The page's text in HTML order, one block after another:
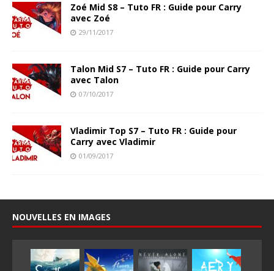
Zoé Mid S8 – Tuto FR : Guide pour Carry
avec Zoé
29/11/2017
Talon Mid S7 – Tuto FR : Guide pour Carry
avec Talon
07/10/2017
Vladimir Top S7 – Tuto FR : Guide pour
Carry avec Vladimir
01/09/2017
NOUVELLES EN IMAGES